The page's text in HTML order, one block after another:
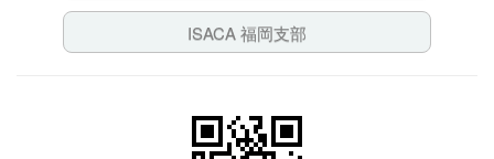
ISACA 福岡支部